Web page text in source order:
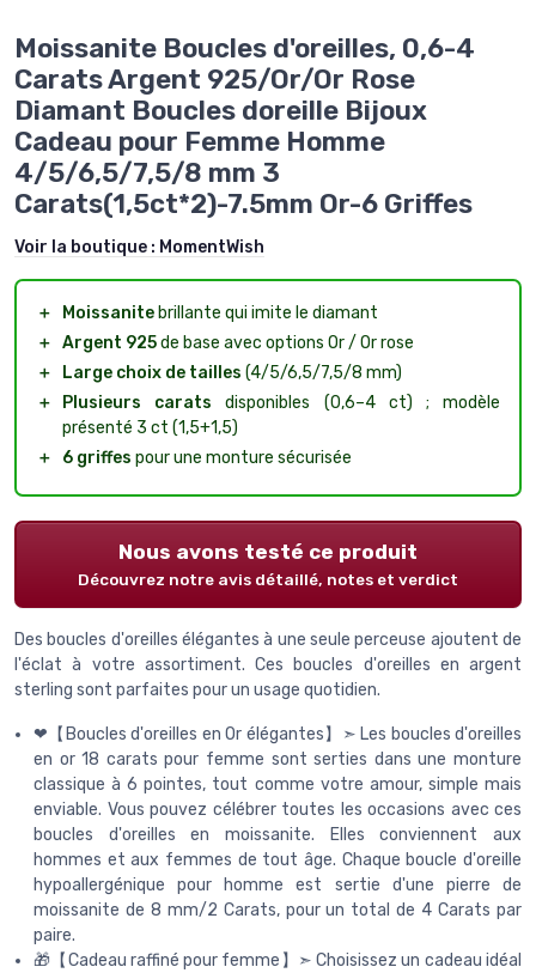
Moissanite Boucles d'oreilles, 0,6-4
Carats Argent 925/Or/Or Rose
Diamant Boucles doreille Bijoux
Cadeau pour Femme Homme
4/5/6,5/7,5/8 mm 3
Carats(1,5ct*2)-7.5mm Or-6 Griffes
Voir la boutique : MomentWish
＋ Moissanitebrillante qui imite le diamant
＋ Argent 925de base avec options Or / Or rose
＋
Large choix de tailles (4/5/6,5/7,5/8 mm)
＋
Plusieurs carats disponibles (0,6–4 ct) ; modèle
présenté 3 ct (1,5+1,5)
＋
6 griffes pour une monture sécurisée
Nous avons testé ce produit
Découvrez notre avis détaillé, notes et verdict
Des boucles d'oreilles élégantes à une seule perceuse ajoutent de
l'éclat à votre assortiment. Ces boucles d'oreilles en argent
sterling sont parfaites pour un usage quotidien.
❤【Boucles d'oreilles en Or élégantes】➣ Les boucles d'oreilles
en or 18 carats pour femme sont serties dans une monture
classique à 6 pointes, tout comme votre amour, simple mais
enviable. Vous pouvez célébrer toutes les occasions avec ces
boucles d'oreilles en moissanite. Elles conviennent aux
hommes et aux femmes de tout âge. Chaque boucle d'oreille
hypoallergénique pour homme est sertie d'une pierre de
moissanite de 8 mm/2 Carats, pour un total de 4 Carats par
paire.
🎁【Cadeau raffiné pour femme】➣ Choisissez un cadeau idéal